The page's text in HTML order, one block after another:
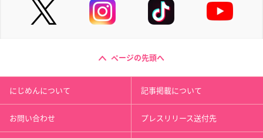
ページの先頭へ
にじめんについて 記事掲載について
お問い合わせ プレスリリース送付先